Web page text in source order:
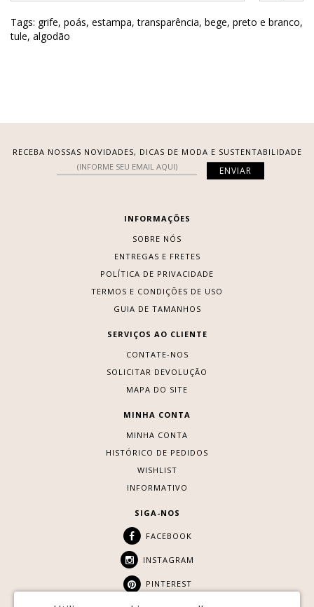
Tags: grife, poás, estampa,transparência, bege, preto e branco,
tule, algodão
RECEBA NOSSAS NOVIDADES, DICAS DE MODA E SUSTENTABILIDADE
INFORMAÇÕES
SOBRE NÓS
ENTREGAS E FRETES
POLÍTICA DE PRIVACIDADE
TERMOS E CONDIÇÕES DE USO
GUIA DE TAMANHOS
SERVIÇOS AO CLIENTE
CONTATE-NOS
SOLICITAR DEVOLUÇÃO
MAPA DO SITE
MINHA CONTA
MINHA CONTA
HISTÓRICO DE PEDIDOS
WISHLIST
INFORMATIVO
SIGA-NOS
FACEBOOK
INSTAGRAM
PINTEREST